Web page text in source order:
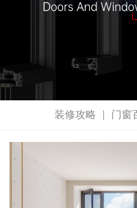
装修攻略 门窗